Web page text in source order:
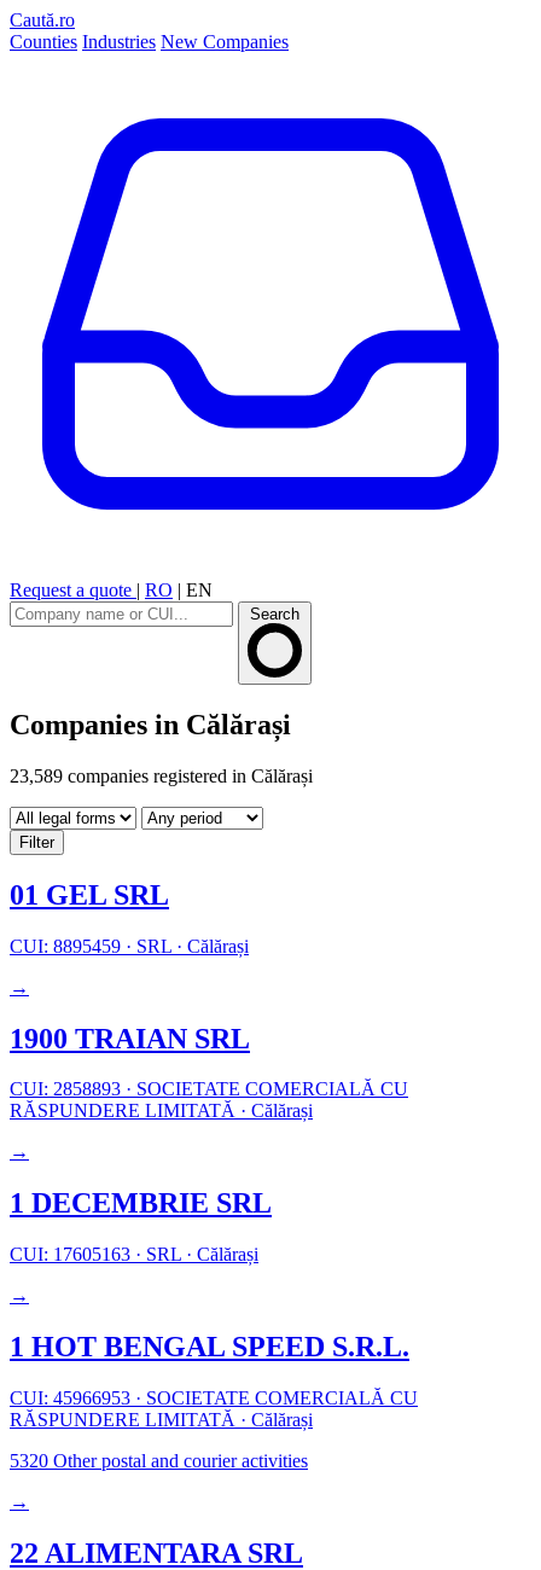
Caută.ro
Counties Industries New Companies
Request a quote | RO | EN
Search
Companies in Călărași
23,589 companies registered in Călărași
Filter
01 GEL SRL
CUI: 8895459 · SRL · Călărași
→
1900 TRAIAN SRL
CUI: 2858893 · SOCIETATE COMERCIALĂ CU
RĂSPUNDERE LIMITATĂ · Călărași
→
1 DECEMBRIE SRL
CUI: 17605163 · SRL · Călărași
→
1 HOT BENGAL SPEED S.R.L.
CUI: 45966953 · SOCIETATE COMERCIALĂ CU
RĂSPUNDERE LIMITATĂ · Călărași
5320 Other postal and courier activities
→
22 ALIMENTARA SRL